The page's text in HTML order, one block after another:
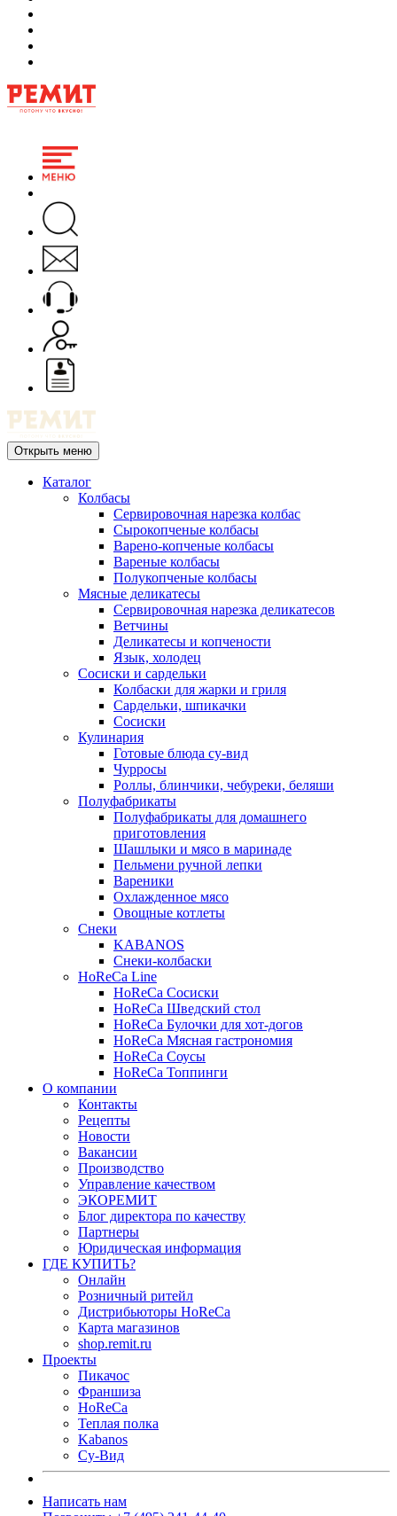
Открыть меню
Каталог
Колбасы
Сервировочная нарезка колбас
Сырокопченые колбасы
Варено-копченые колбасы
Вареные колбасы
Полукопченые колбасы
Мясные деликатесы
Сервировочная нарезка деликатесов
Ветчины
Деликатесы и копчености
Язык, холодец
Сосиски и сардельки
Колбаски для жарки и гриля
Сардельки, шпикачки
Сосиски
Кулинария
Готовые блюда су-вид
Чурросы
Роллы, блинчики, чебуреки, беляши
Полуфабрикаты
Полуфабрикаты для домашнего
приготовления
Шашлыки и мясо в маринаде
Пельмени ручной лепки
Вареники
Охлажденное мясо
Овощные котлеты
Снеки
KABANOS
Снеки-колбаски
HoReCa Line
HoReCa Сосиски
HoReCa Шведский стол
HoReCa Булочки для хот-догов
HoReCa Мясная гастрономия
HoReCa Соусы
HoReCa Топпинги
О компании
Контакты
Рецепты
Новости
Вакансии
Производство
Управление качеством
ЭКОРЕМИТ
Блог директора по качеству
Партнеры
Юридическая информация
ГДЕ КУПИТЬ?
Онлайн
Розничный ритейл
Дистрибьюторы HoReCa
Карта магазинов
shop.remit.ru
Проекты
Пикачос
Франшиза
HoReCa
Теплая полка
Kabanos
Су-Вид
Написать нам